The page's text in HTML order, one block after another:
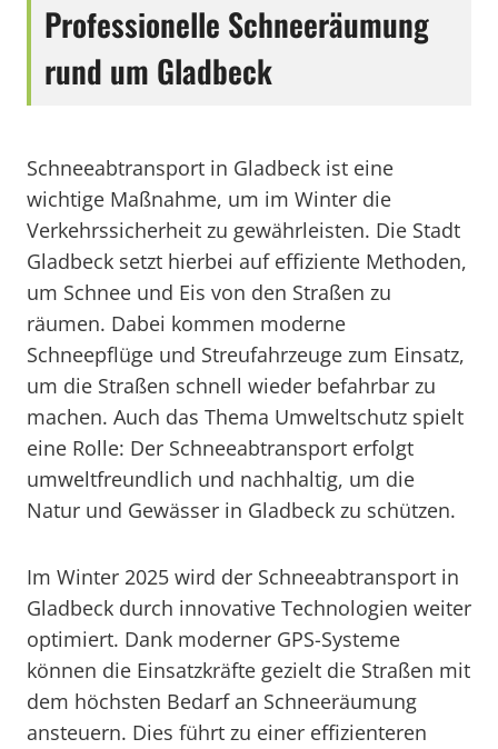
Professionelle Schneeräumung
rund um Gladbeck
Schneeabtransport in Gladbeck ist eine
wichtige Maßnahme, um im Winter die
Verkehrssicherheit zu gewährleisten. Die Stadt
Gladbeck setzt hierbei auf effiziente Methoden,
um Schnee und Eis von den Straßen zu
räumen. Dabei kommen moderne
Schneepflüge und Streufahrzeuge zum Einsatz,
um die Straßen schnell wieder befahrbar zu
machen. Auch das Thema Umweltschutz spielt
eine Rolle: Der Schneeabtransport erfolgt
umweltfreundlich und nachhaltig, um die
Natur und Gewässer in Gladbeck zu schützen.
Im Winter 2025 wird der Schneeabtransport in
Gladbeck durch innovative Technologien weiter
optimiert. Dank moderner GPS-Systeme
können die Einsatzkräfte gezielt die Straßen mit
dem höchsten Bedarf an Schneeräumung
ansteuern. Dies führt zu einer effizienteren